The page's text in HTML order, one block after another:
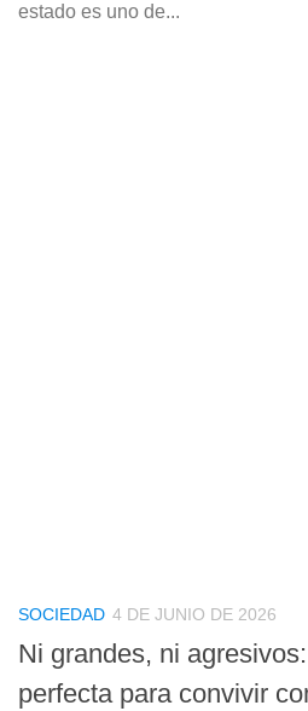
estado es uno de...
SOCIEDAD 4 DE JUNIO DE 2026
Ni grandes, ni
perfecta para convivir